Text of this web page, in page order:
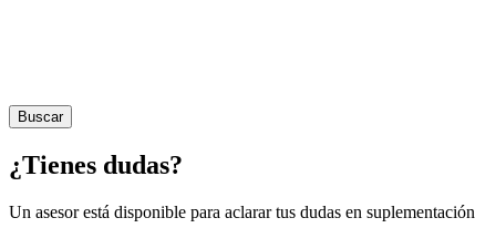
Buscar
¿Tienes dudas?
Un asesor está disponible para aclarar tus dudas en suplementación